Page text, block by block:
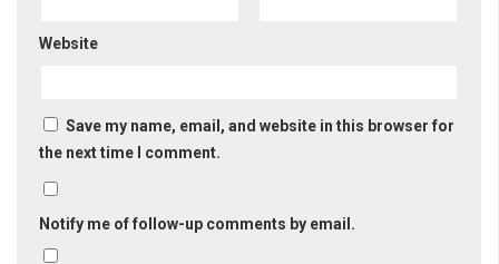
Website
Save my name, email, and website in this browser for
the next time I comment.
Notify me of follow-up comments by email.